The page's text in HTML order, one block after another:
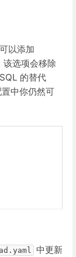
以添加
该选项会移除
的替代
中你仍然可
中更新